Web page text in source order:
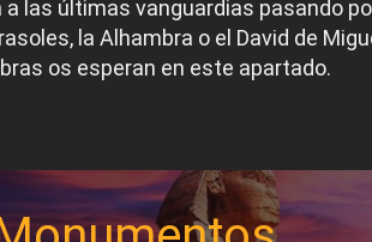
a las últimas vanguardias pasando
la Alhambra o el David de
os esperan en este apartado.